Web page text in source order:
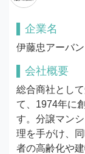
企業名
伊藤忠アーバ
会社概要
総合商社とし
て、1974年に
す。分譲マン
理を手がけ、
者の高齢化や